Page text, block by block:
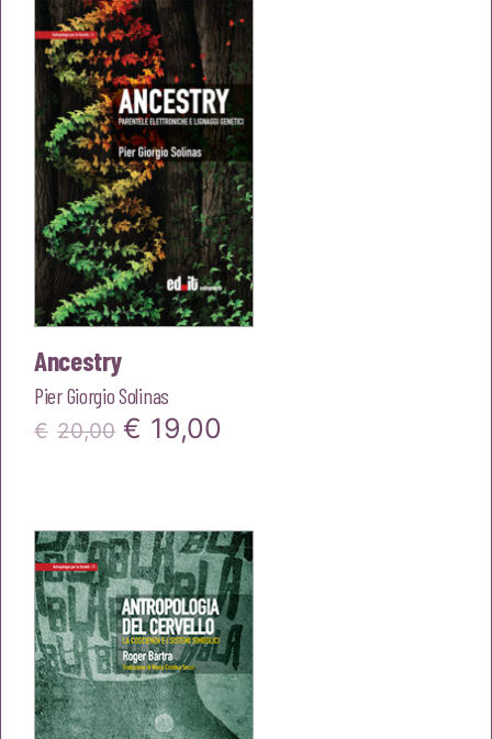
era:
€20,00.
è:
€19,00.
Ancestry
Pier Giorgio Solinas
€ 20,00 Il
era:
€20,00.
€ 19,00
è:
€19,00.